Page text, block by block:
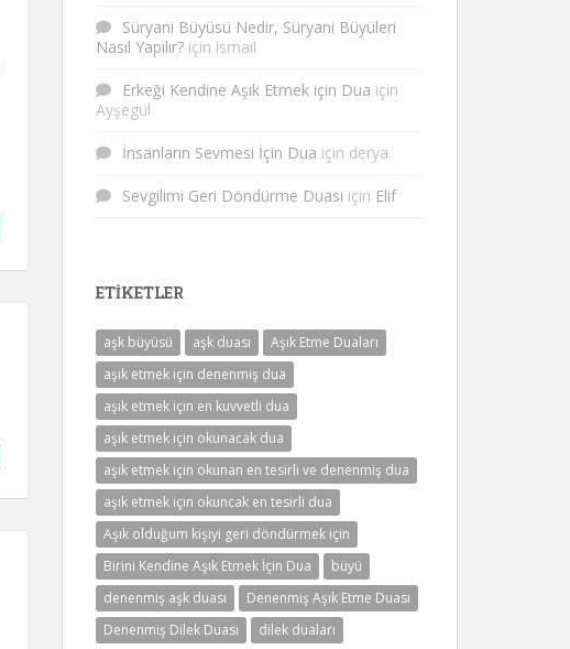
Süryani Büyüsü Nedir, Süryani Büyüleri
Nasıl Yapılır? için ismail
Erkeği Kendine Aşık Etmek için Dua için
Ayşegül
İnsanların Sevmesi İçin Dua için derya
Sevgilimi Geri Döndürme Duası için Elif
ETIKETLER
aşk büyüsü aşk duası
Aşık Etme Duaları
aşık etmek için denenmiş dua
aşık etmek için en kuvvetli dua
aşık etmek için okunacak dua
aşık etmek için okunan en tesirli ve denenmiş dua
aşık etmek için okuncak en tesirli dua
Aşık olduğum kişiyi geri döndürmek için
Birini Kendine Aşık Etmek İçin Dua
büyü
denenmiş aşk duası
Denenmiş Aşık Etme Duası
Denenmiş Dilek Duası
dilek duaları